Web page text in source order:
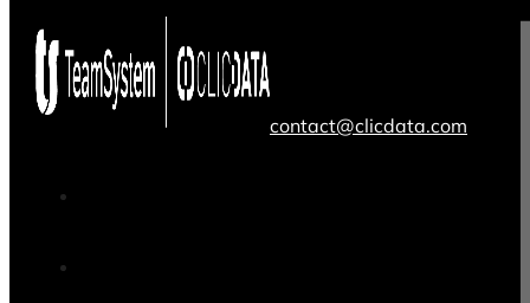
contact@clicdata.com